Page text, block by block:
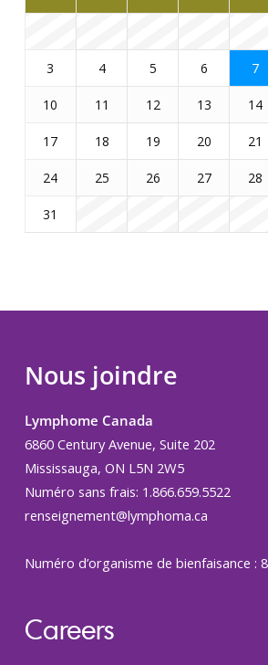
3 4 5 6 7
10 11 12 13 14
17 18 19 20 21
24 25 26 27 28
31
Nous joindre
Lymphome Canada
6860 Century Avenue, Suite 202
Mississauga, ON L5N 2W5
Numéro sans frais: 1.866.659.5522
renseignement@lymphoma.ca
Numéro d’organisme de bienfaisance :
Careers